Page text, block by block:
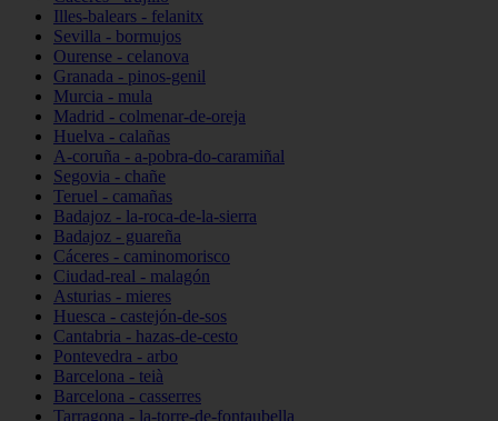
Illes-balears - felanitx
Sevilla - bormujos
Ourense - celanova
Granada - pinos-genil
Murcia - mula
Madrid - colmenar-de-oreja
Huelva - calañas
A-coruña - a-pobra-do-caramiñal
Segovia - chañe
Teruel - camañas
Badajoz - la-roca-de-la-sierra
Badajoz - guareña
Cáceres - caminomorisco
Ciudad-real - malagón
Asturias - mieres
Huesca - castejón-de-sos
Cantabria - hazas-de-cesto
Pontevedra - arbo
Barcelona - teià
Barcelona - casserres
Tarragona - la-torre-de-fontaubella